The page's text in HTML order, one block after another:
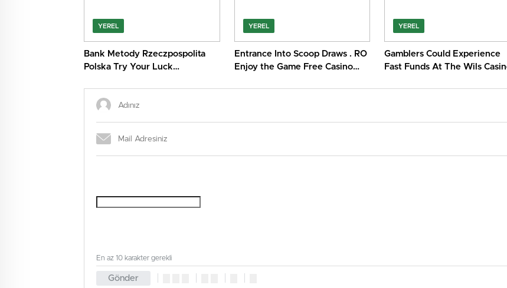
YEREL
Bank Metody Rzeczpospolita
Polska Try Your Luck
YEREL
Entrance Into Scoop Draws . RO
Enjoy the Game Free Casino
YEREL
Gamblers Could Experience
Fast Funds At The Wils
Gönder
En az 10 karakter gerekli